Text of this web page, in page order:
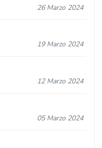
26 Marzo 2024
19 Marzo 2024
12 Marzo 2024
05 Marzo 2024